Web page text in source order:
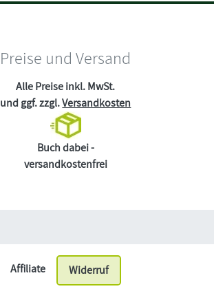
Preise und Versand
Alle Preise inkl. MwSt.
und ggf. zzgl.Versandkosten
Buch dabei -
versandkostenfrei
Affiliate Widerruf